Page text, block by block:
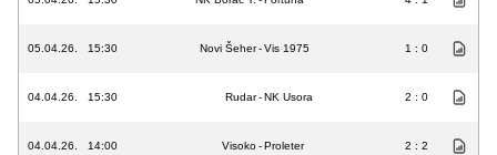
05.04.26. 15:30 Novi Šeher-Vis 1975 1 : 0
04.04.26. 15:30 Rudar-NK Usora 2 : 0
04.04.26. 14:00 Visoko-Proleter 2 : 2